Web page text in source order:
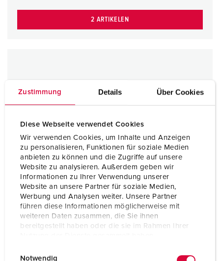
Zustimmung Details Über Cookies
Diese Webseite verwendet Cookies
Wir verwenden Cookies, um Inhalte und Anzeigen
zu personalisieren, Funktionen für soziale Medien
anbieten zu können und die Zugriffe auf unsere
Website zu analysieren. Außerdem geben wir
Informationen zu Ihrer Verwendung unserer
Website an unsere Partner für soziale Medien,
Werbung und Analysen weiter. Unsere Partner
führen diese Informationen möglicherweise mit
weiteren Daten zusammen, die Sie ihnen
bereitgestellt haben oder die sie im Rahmen Ihrer
Notwendig
2 ARTIKELEN